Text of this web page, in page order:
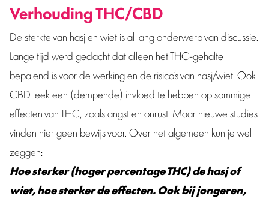
Verhouding THC/CBD
De sterkte van hasj en wiet is al lang onderwerp van discussie.
Lange tijd werd gedacht dat alleen het THC-gehalte
bepalend is voor de werking en de risico’s van hasj/wiet. Ook
CBD leek een (dempende) invloed te hebben op sommige
effecten van THC, zoals angst en onrust. Maar nieuwe studies
vinden hier geen bewijs voor. Over het algemeen kun je wel
zeggen:
Hoe sterker (hoger percentage THC) de hasj of
wiet, hoe sterker de effecten. Ook bij jongeren,